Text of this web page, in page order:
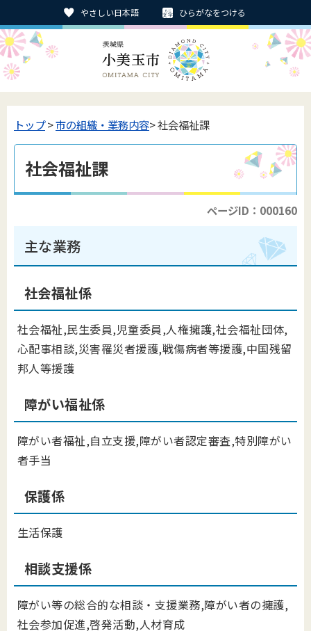
やさしい日本語 ひらがなをつける
トップ>市の組織・業務内容> 社会福祉課
社会福祉課
ページID：000160
主な業務
社会福祉係
社会福祉,民生委員,児童委員,人権擁護,社会福祉団体,
心配事相談,災害罹災者援護,戦傷病者等援護,中国残留
邦人等援護
障がい福祉係
障がい者福祉,自立支援,障がい者認定審査,特別障がい
者手当
保護係
生活保護
相談支援係
障がい等の総合的な相談・支援業務,障がい者の擁護,
社会参加促進,啓発活動,人材育成